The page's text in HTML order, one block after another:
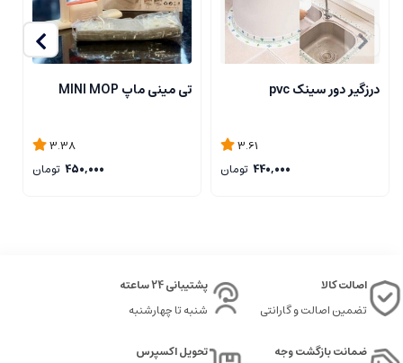
درزگیر دور سینک pvc
3.61
440,000 تومان
تی مینی ماپ MINI MOP
3.38
450,000 تومان
اصالت کالا
تضمین اصالت و گارانتی
پشتیبانی 24 ساعته
شنبه تا چهارشنبه
ضمانت بازگشت وجه
تحویل اکسپرس